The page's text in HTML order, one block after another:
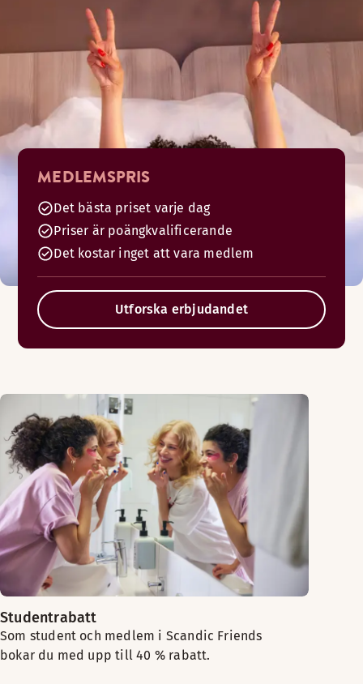
MEDLEMSPRIS
Det bästa priset varje dag
Priser är poängkvalificerande
Det kostar inget att vara medlem
Utforska erbjudandet
Studentrabatt
Som student och medlem i Scandic Friends
bokar du med upp till 40 % rabatt.